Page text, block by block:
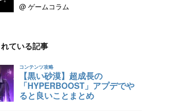
@ ゲームコラム
ている記事